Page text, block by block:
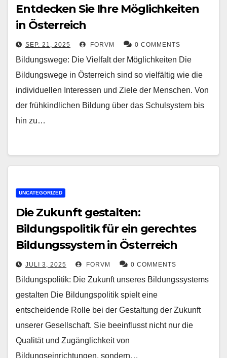
Entdecken Sie Ihre Möglichkeiten
in Österreich
SEP. 21, 2025 FORVM 0 COMMENTS
Bildungswege: Die Vielfalt der Möglichkeiten Die
Bildungswege in Österreich sind so vielfältig wie die
individuellen Interessen und Ziele der Menschen. Von
der frühkindlichen Bildung über das Schulsystem bis
hin zu…
UNCATEGORIZED
Die Zukunft gestalten:
Bildungspolitik für ein gerechtes
Bildungssystem in Österreich
JULI 3, 2025 FORVM 0 COMMENTS
Bildungspolitik: Die Zukunft unseres Bildungssystems
gestalten Die Bildungspolitik spielt eine
entscheidende Rolle bei der Gestaltung der Zukunft
unserer Gesellschaft. Sie beeinflusst nicht nur die
Qualität und Zugänglichkeit von
Bildungseinrichtungen, sondern…